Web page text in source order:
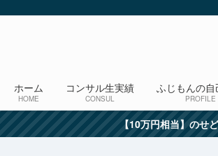
ホーム
HOME
コンサル生実績
CONSUL
ふじもんの自
PROFILE
【10万円相当】のせ